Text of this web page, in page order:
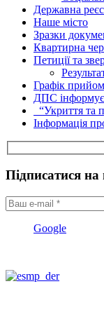
Державна
Наше місто
Зразки
Квартирна
Петиції та
Графік
ДПС інформує
“Укриття та
Інформація
Підписатися
Google